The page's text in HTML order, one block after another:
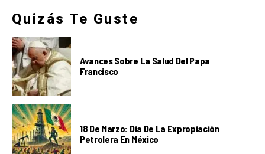
Quizás Te Guste
Avances Sobre La Salud Del Papa
Francisco
18 De Marzo: Día De La Expropiación
Petrolera En México